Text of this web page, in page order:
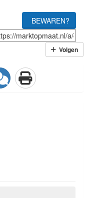
BEWAREN?
Volgen